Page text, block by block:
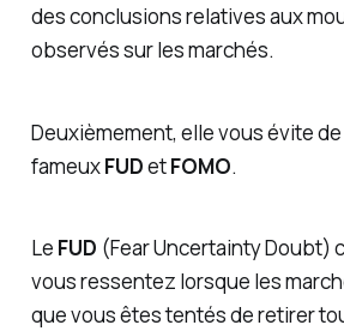
des conclusions relatives aux
observés sur les marchés.
Deuxièmement, elle vous évite
fameuxFUDetFOMO.
Le FUD (Fear Uncertainty Doubt)
vous ressentez lorsque les
que vous êtes tentés de retirer